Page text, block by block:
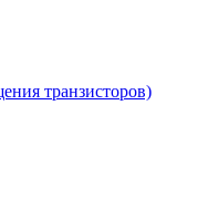
транзисторов)